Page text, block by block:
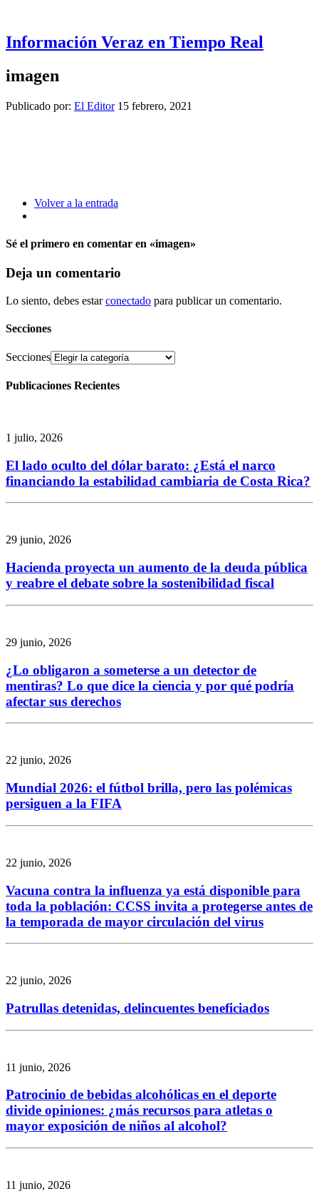
Información Veraz en Tiempo Real
imagen
Publicado por: El Editor 15 febrero, 2021
Volver a la entrada
Sé el primero en comentar en «imagen»
Deja un comentario
Lo siento, debes estarconectado para publicar un comentario.
Secciones
Secciones
Publicaciones Recientes
1 julio, 2026
El lado oculto del dólar barato: ¿Está el narco
financiando la estabilidad cambiaria de Costa Rica?
29 junio, 2026
Hacienda proyecta un aumento de la deuda pública
y reabre el debate sobre la sostenibilidad fiscal
29 junio, 2026
¿Lo obligaron a someterse a un detector de
mentiras? Lo que dice la ciencia y por qué podría
afectar sus derechos
22 junio, 2026
Mundial 2026: el fútbol brilla, pero las polémicas
persiguen a la FIFA
22 junio, 2026
Vacuna contra la influenza ya está disponible para
toda la población: CCSS invita a protegerse antes de
la temporada de mayor circulación del virus
22 junio, 2026
Patrullas detenidas, delincuentes beneficiados
11 junio, 2026
Patrocinio de bebidas alcohólicas en el deporte
divide opiniones: ¿más recursos para atletas o
mayor exposición de niños al alcohol?
11 junio, 2026